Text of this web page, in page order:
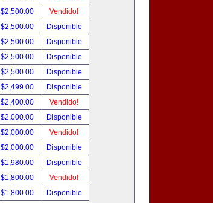
$2,500.00
Vendido!
$2,500.00
Disponible
$2,500.00
Disponible
$2,500.00
Disponible
$2,500.00
Disponible
$2,499.00
Disponible
$2,400.00
Vendido!
$2,000.00
Disponible
$2,000.00
Vendido!
$2,000.00
Disponible
$1,980.00
Disponible
$1,800.00
Vendido!
$1,800.00
Disponible